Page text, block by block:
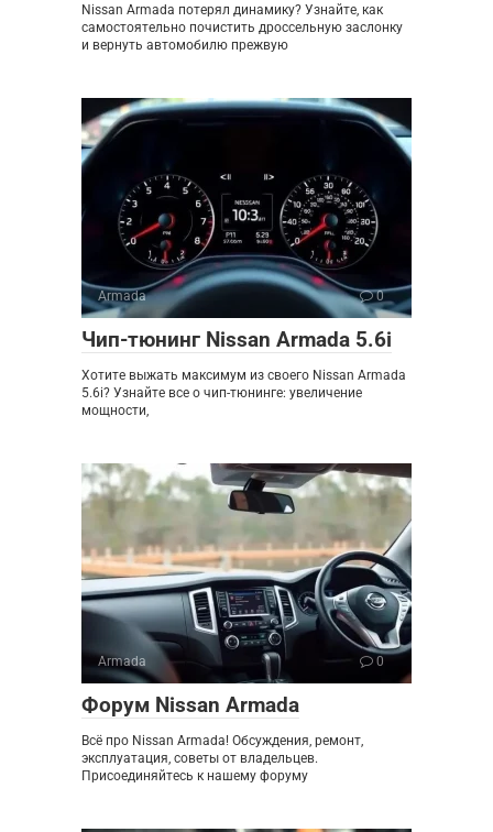
Nissan Armada потерял динамику? Узнайте, как
самостоятельно почистить дроссельную заслонку
и вернуть автомобилю прежвую
Armada 0
Чип-тюнинг Nissan Armada 5.6i
Хотите выжать максимум из своего Nissan Armada
5.6i? Узнайте все о чип-тюнинге: увеличение
мощности,
Armada 0
Форум Nissan Armada
Всё про Nissan Armada! Обсуждения, ремонт,
эксплуатация, советы от владельцев.
Присоединяйтесь к нашему форуму